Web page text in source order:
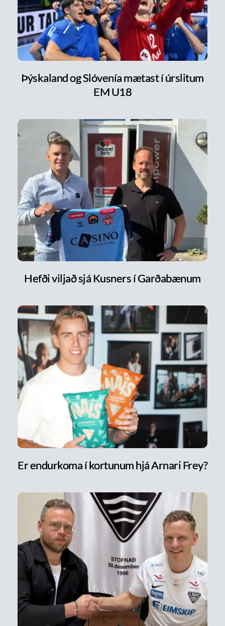
Þýskaland og Slóvenía mætast í úrslitum
EM U18
Hefði viljað sjá Kusners í Garðabænum
Er endurkoma í kortunum hjá Arnari Frey?